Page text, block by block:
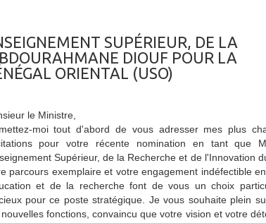
SUPÉRIEUR, DE LA
DIOUF POUR LA
ORIENTAL (USO)
le Ministre,
moi tout d'abord de vous adresser mes plus
pour votre récente nomination en tant que
Supérieur, de la Recherche et de l'Innovation
parcours exemplaire et votre engagement indéfectible
et de la recherche font de vous un choix
pour ce poste stratégique. Je vous souhaite plein
fonctions, convaincu que votre vision et votre